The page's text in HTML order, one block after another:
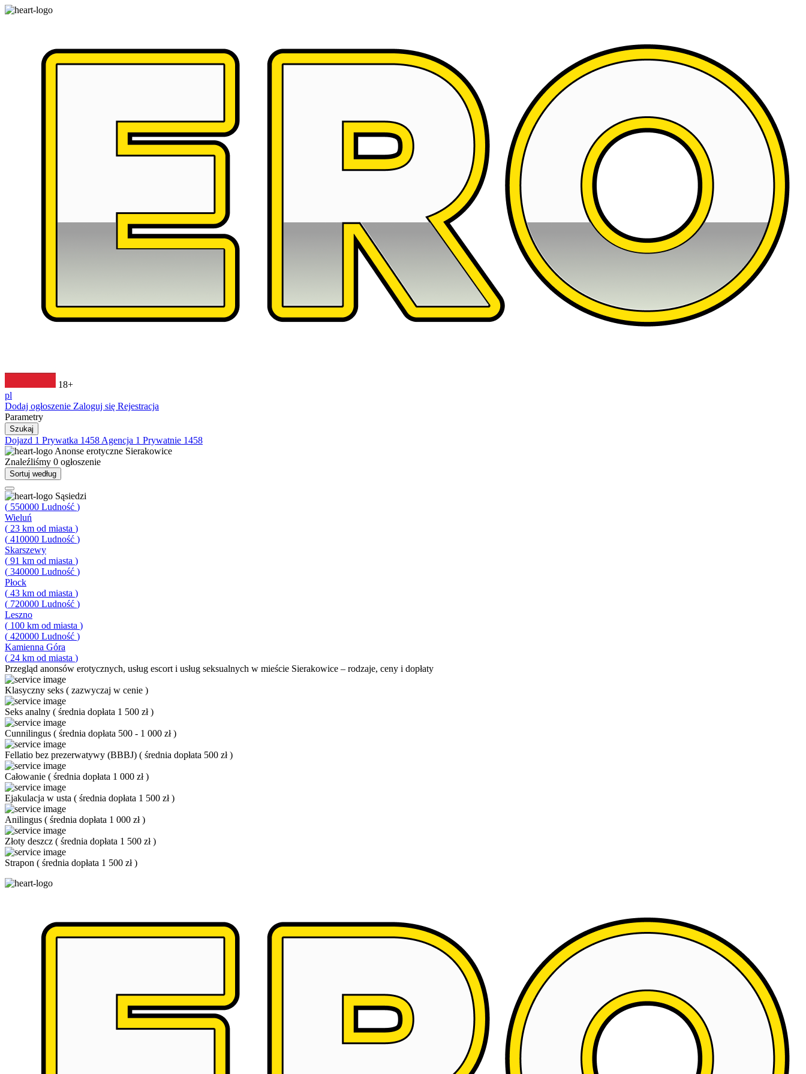
18+
pl
Dodaj ogłoszenie Zaloguj się Rejestracja
Parametry
Szukaj
Dojazd 1 Prywatka 1458 Agencja 1 Prywatnie 1458
Anonse erotyczne Sierakowice
Znaleźliśmy 0 ogłoszenie
Sortuj według
Sąsiedzi
( 550000 Ludność )
Wieluń
( 23 km od miasta )
( 410000 Ludność )
Skarszewy
( 91 km od miasta )
( 340000 Ludność )
Płock
( 43 km od miasta )
( 720000 Ludność )
Leszno
( 100 km od miasta )
( 420000 Ludność )
Kamienna Góra
( 24 km od miasta )
Przegląd anonsów erotycznych, usług escort i usług seksualnych w mieście Sierakowice – rodzaje, ceny i dopłaty
Klasyczny seks ( zazwyczaj w cenie )
Seks analny ( średnia dopłata 1 500 zł)
Cunnilingus ( średnia dopłata 500 - 1 000 zł)
Fellatio bez prezerwatywy (BBBJ) ( średnia dopłata 500 zł)
Całowanie ( średnia dopłata 1 000 zł)
Ejakulacja w usta ( średnia dopłata 1 500 zł)
Anilingus ( średnia dopłata 1 000 zł)
Złoty deszcz ( średnia dopłata 1 500 zł)
Strapon ( średnia dopłata 1 500 zł)